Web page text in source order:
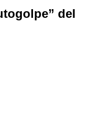
del